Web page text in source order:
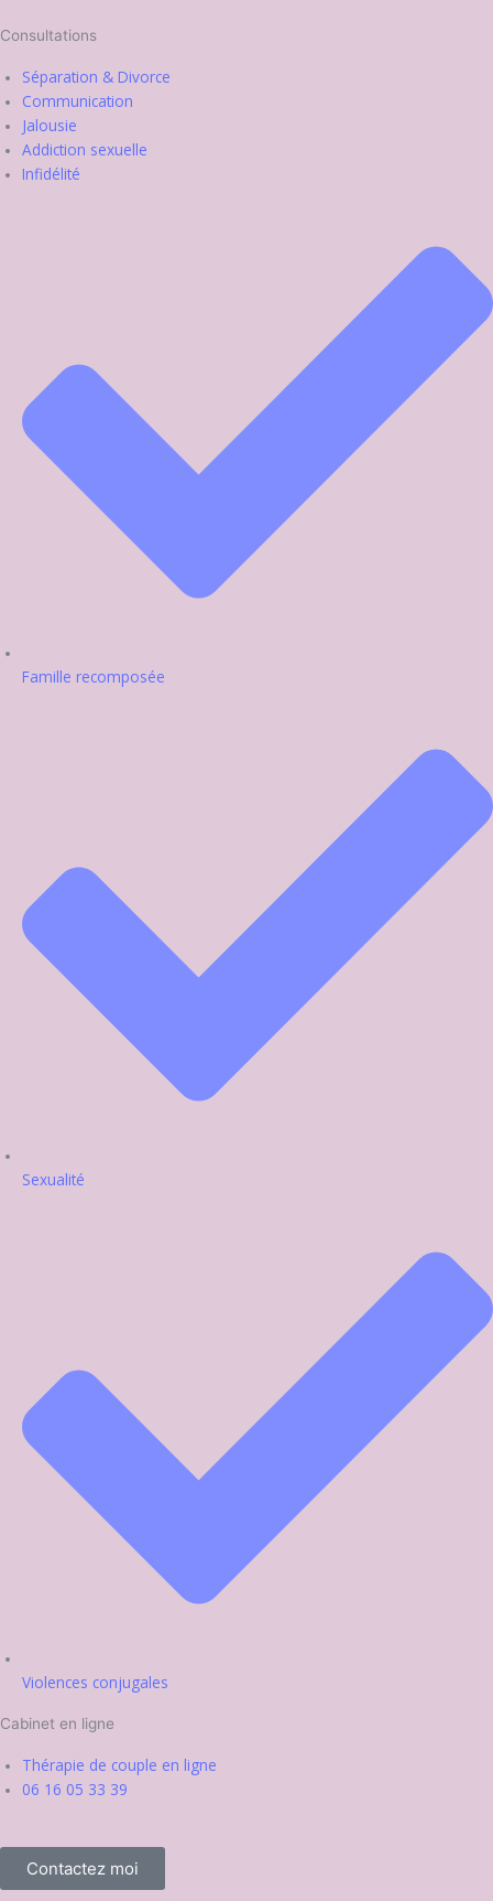
Consultations
Séparation & Divorce
Communication
Jalousie
Addiction sexuelle
Infidélité
Famille recomposée
Sexualité
Violences conjugales
Cabinet en ligne
Thérapie de couple en ligne
06 16 05 33 39
Contactez moi